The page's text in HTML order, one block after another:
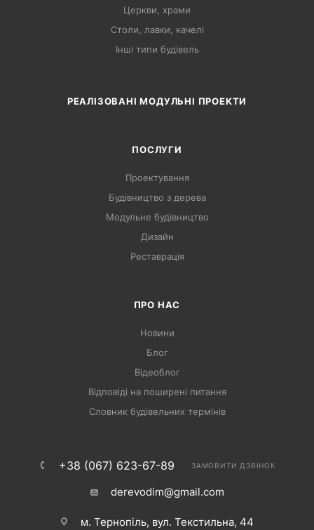
Церкви, храми
Столи, лавки, качелі
Інші типи будівель
РЕАЛІЗОВАНІ МОДУЛЬНІ ПРОЕКТИ
ПОСЛУГИ
Проектування
Будівництво з дерева
Модульне будівництво
Дизайн
Реставрація
ПРО НАС
Новини
Блог
Відеоблог
Відповіді на поширені питання
Словник будівельних термінів
+38 (067) 623-67-89 ЗАМОВИТИ ДЗВІНОК
derevodim@gmail.com
м. Тернопіль, вул. Текстильна, 44